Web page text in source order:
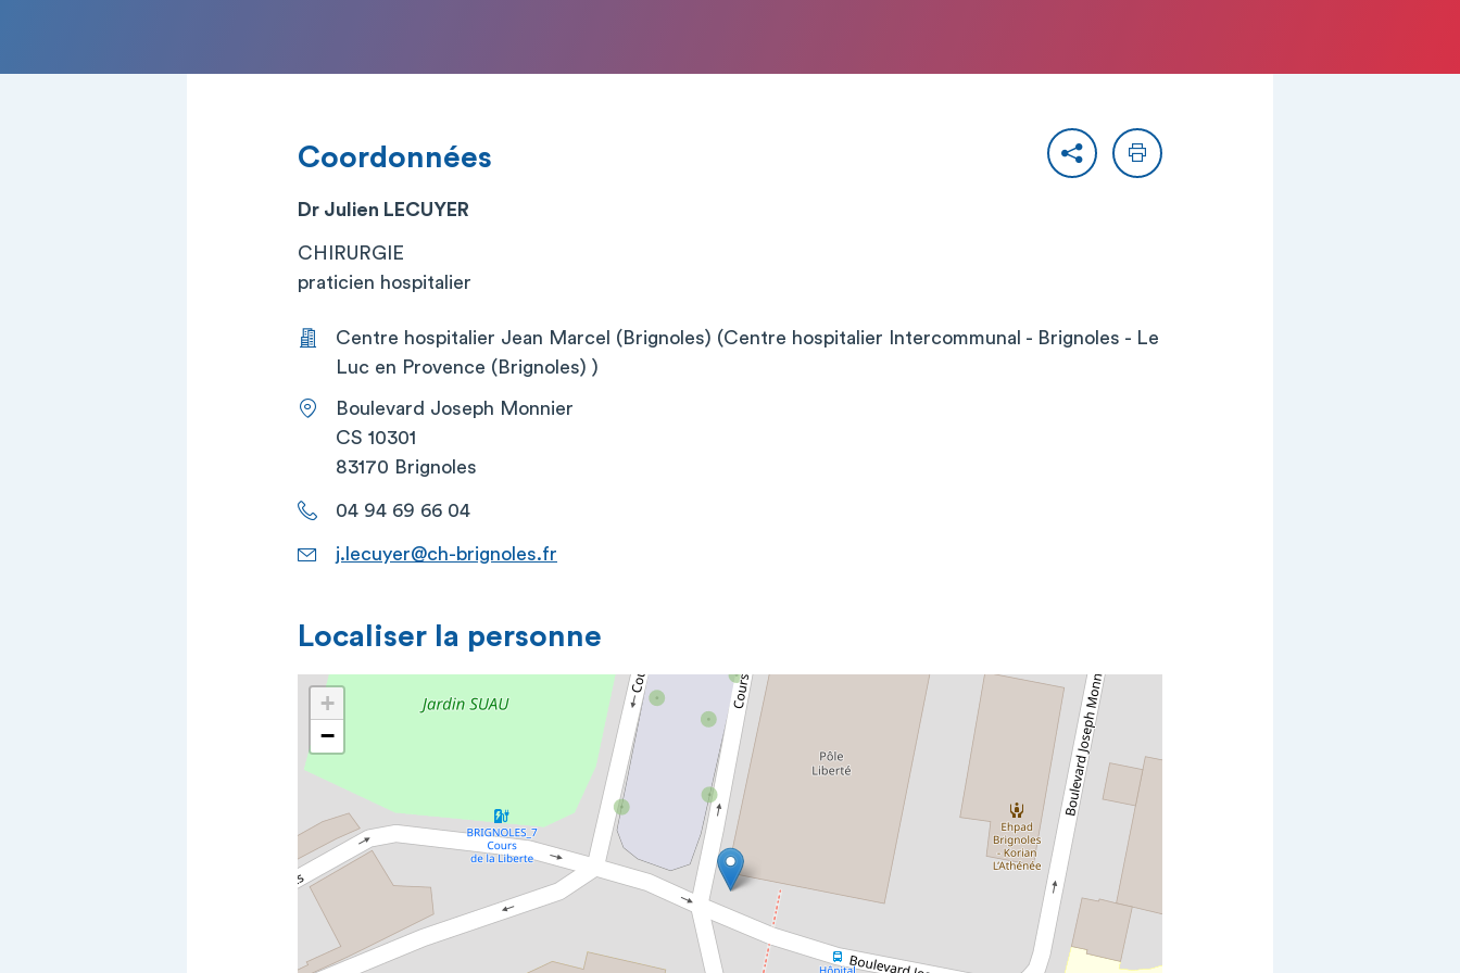
PartagerImprimer
Coordonnées
Dr Julien LECUYER
CHIRURGIE
praticien hospitalier
Centre hospitalier Jean Marcel (Brignoles) (Centre hospitalier Intercommunal - Brignoles - Le
Luc en Provence (Brignoles) )
Boulevard Joseph Monnier
CS 10301
83170 Brignoles
04 94 69 66 04
j.lecuyer@ch-brignoles.fr
Localiser la personne
+
−